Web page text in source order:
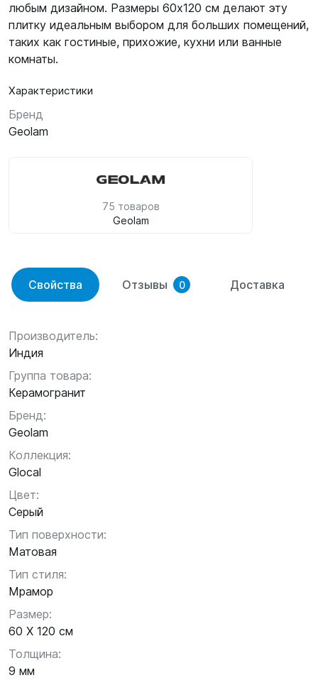
любым дизайном. Размеры 60х120 см делают эту
плитку идеальным выбором для больших помещений,
таких как гостиные, прихожие, кухни или ванные
комнаты.
Характеристики
Бренд
Geolam
75 товаров
Geolam
Свойства Отзывы 0 Доставка
Производитель:
Индия
Группа товара:
Керамогранит
Бренд:
Geolam
Коллекция:
Glocal
Цвет:
Серый
Тип поверхности:
Матовая
Тип стиля:
Мрамор
Размер:
60 X 120 см
Толщина:
9 мм